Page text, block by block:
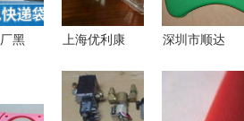
黑
上海优利康
专业塑胶制
深圳市顺达
制品 丝印